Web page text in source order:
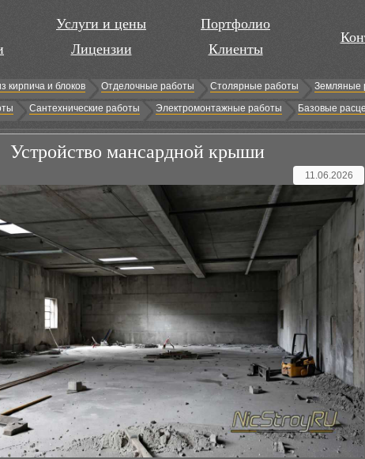
Услуги и цены
Лицензии
Портфолио
Клиенты
кирпича и блоков Отделочные работы Столярные работы Земляные
Сантехнические работы Электромонтажные работы Базовые
Устройство мансардной крыши
11.06.2026